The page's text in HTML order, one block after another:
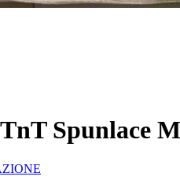
Spunlace